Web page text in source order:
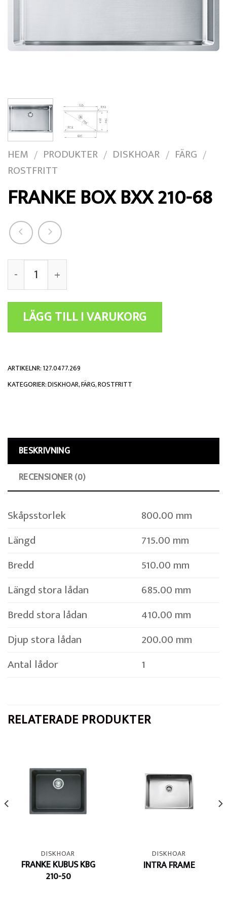
HEM / PRODUKTER / DISKHOAR / FÄRG /
ROSTFRITT
FRANKE BOX BXX 210-68
LÄGG TILL I VARUKORG
ARTIKELNR:127.0477.269
KATEGORIER:DISKHOAR,FÄRG,ROSTFRITT
BESKRIVNING
RECENSIONER (0)
Skåpsstorlek
800.00 mm
Längd
715.00 mm
Bredd
510.00 mm
Längd stora lådan
685.00 mm
Bredd stora lådan
410.00 mm
Djup stora lådan
200.00 mm
Antal lådor
1
RELATERADE PRODUKTER
DISKHOAR
FRANKE KUBUS KBG
210-50
DISKHOAR
INTRA FRAME